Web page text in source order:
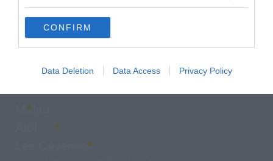
CONFIRM
Data Deletion Data Access Privacy Policy
proximité
Millau
Les Cévennes